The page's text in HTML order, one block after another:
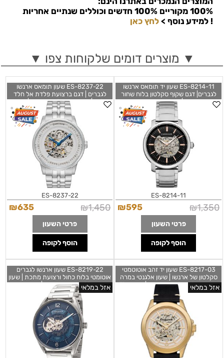
100% מקוריים 100% חדשים וכוללים שנתיים אחריות
! למידע נוסף > לחץ כאן
▼ מוצרים דומים שלקוחות צפו ▼
ES-8214-11 שעון יד תומאס ארנשו
לגברים| דגם שקוף סקלטון בלוח שחור
ומחוגי זהב | שעוני אופנה יוקרתיים
במבצע לגברים | Thomas Earnshaw
Men's ES-8214-11 New Holland
ES-8214-11
₪1,350
₪595
פרטי השעון
הוסף לקופה
ES-8237-22 שעון תומאס ארנשו
לגברים | דגם ברצועת פלדת אל חלד
סקלטון | מחוגים כחולים מיוחדים | שנתיים
אחריות |Thomas Earnshaw Men's
ES-8237-22 Meridian 43mm
ES-8237-22
₪1,450
₪635
פרטי השעון
הוסף לקופה
ES-8217-03 שעון יד זהב אוטוטמטי
סקלטון של ארנשו | שעון אלגנטי במרה
יוקרתי כולל שנתיים אחריות | Thomas
Earnshaw Men's ES-8217-03
Murray Skeleton
אזל במלאי
ES-8219-22 שעון ארנשו לגברים
אוטומטי בלוח כחול ורצועת מתכת | שעון
שקוף כולל שנתיים אחריות | שעוני אופנה
במבצע | Thomas Earnshaw Men's
ES-8219-22 Sandy Point
אזל במלאי